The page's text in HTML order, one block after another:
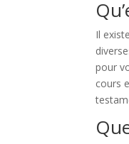
Il
pour
cours